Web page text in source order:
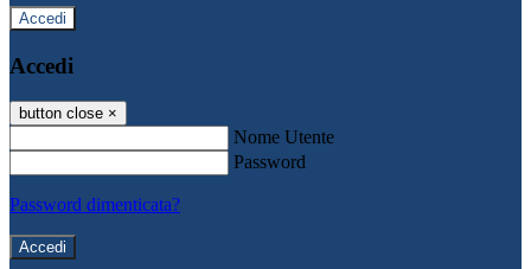
Accedi
Accedi
button close ×
Nome Utente
Password
Password dimenticata?